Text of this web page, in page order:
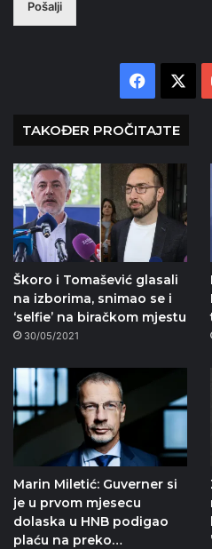
Pošalji
TAKOĐER PROČITAJTE
Škoro i Tomašević glasali
na izborima, snimao se i
‘selfie’ na biračkom mjestu
30/05/2021
Marin Miletić: Guverner si
je u prvom mjesecu
dolaska u HNB podigao
plaću na preko…